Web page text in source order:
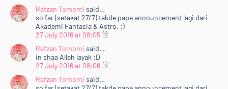
Rafzan Tomomi said…
so far (setakat 27/7) takde pape announcement lagi dari
Akademi Fantasia & Astro. :)
27 July 2016 at 08:05
Rafzan Tomomi said…
in shaa Allah layak :D
27 July 2016 at 08:06
Rafzan Tomomi said…